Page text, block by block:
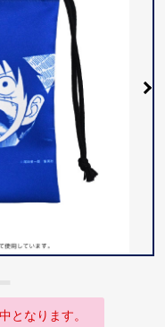
となります。